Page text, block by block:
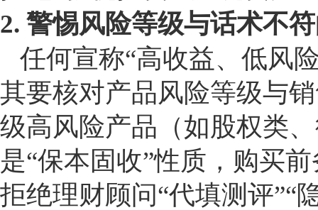
2. 警惕风险等级与话术不
任何宣称“高收益、低风
其要核对产品风险等级与
级高风险产品（如股权类
是“保本固收”性质，购买
拒绝理财顾问“代填测评”“